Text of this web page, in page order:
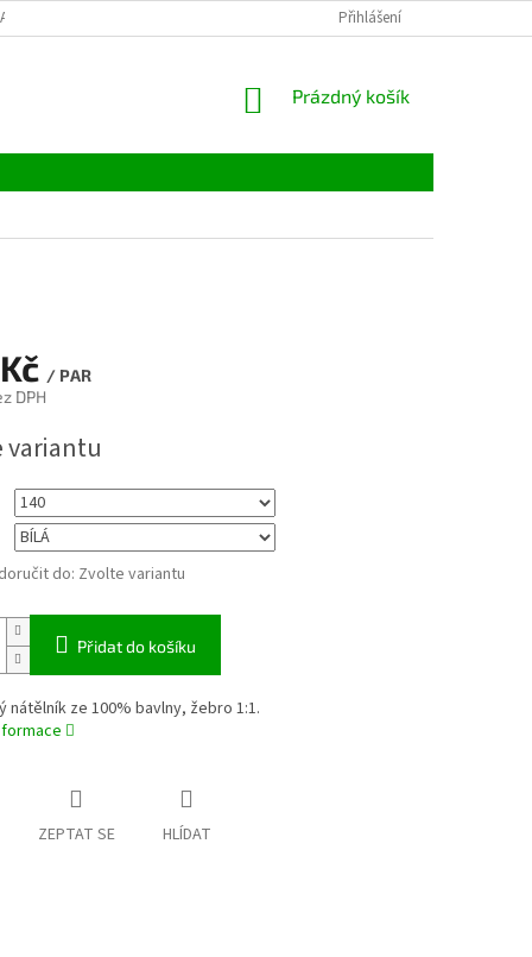
VELKOOBCHOD
Přihlášení
NÁKUPNÍ
Prázdný košík
/ PAR
DPH
variantu
do: Zvolte variantu
Přidat do košíku
nátělník ze 100% bavlny, žebro 1:1.
ZEPTAT SE HLÍDAT